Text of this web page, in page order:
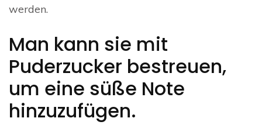
werden.
Man kann sie mit
Puderzucker bestreuen,
um eine süße Note
hinzuzufügen.